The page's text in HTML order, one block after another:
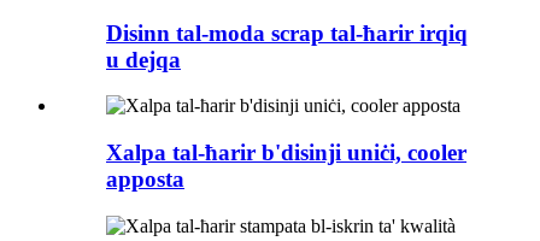
Disinn tal-moda scrap tal-ħarir irqiq
u dejqa
Xalpa tal-ħarir b'disinji uniċi, cooler
apposta